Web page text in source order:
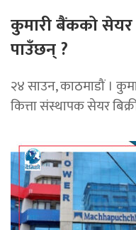
कुमारी बैंकको सेयर
पाउँछन् ?
२४ साउन, काठमाडौं ।
कित्ता संस्थापक सेयर